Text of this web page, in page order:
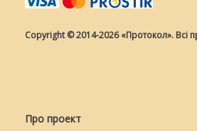
Copyright © 2014-2026 «Протокол». Всі
Про проект